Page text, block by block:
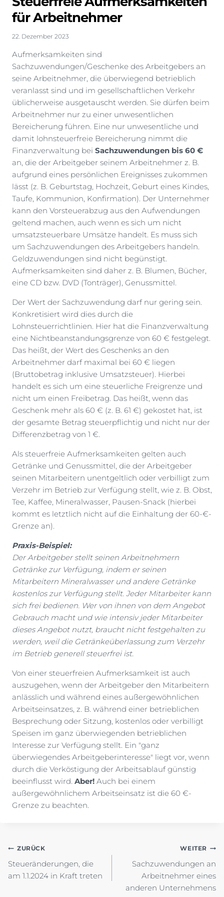
für Arbeitnehmer
22. Dezember 2023
Aufmerksamkeiten sind
Sachzuwendungen/Geschenke des Arbeitgebers an
seine Arbeitnehmer, die überwiegend betrieblich
veranlasst sind und im gesellschaftlichen Verkehr
üblicherweise ausgetauscht werden. Sie dürfen beim
Arbeitnehmer nur zu einer unwesentlichen
Bereicherung führen. Eine nur unwesentliche und
damit lohnsteuerfreie Bereicherung nimmt die
Finanzverwaltung bei Sachzuwendungen bis 60 €
an, die der Arbeitgeber seinem Arbeitnehmer z. B.
aufgrund eines persönlichen Ereignisses zukommen
lässt (z. B. Geburtstag, Hochzeit, Geburt eines Kindes,
Taufe, Kommunion, Konfirmation). Der Unternehmer
kann den Vorsteuerabzug aus den Aufwendungen
geltend machen, auch wenn es sich um nicht
umsatzsteuerbare Umsätze handelt. Es muss sich
um Sachzuwendungen des Arbeitgebers handeln.
Geldzuwendungen sind nicht begünstigt.
Aufmerksamkeiten sind daher z. B. Blumen, Bücher,
eine CD bzw. DVD (Tonträger), Genussmittel.
Der Wert der Sachzuwendung darf nur gering sein.
Konkretisiert wird dies durch die
Lohnsteuerrichtlinien. Hier hat die Finanzverwaltung
eine Nichtbeanstandungsgrenze von 60 € festgelegt.
Das heißt, der Wert des Geschenks an den
Arbeitnehmer darf maximal bei 60 € liegen
(Bruttobetrag inklusive Umsatzsteuer). Hierbei
handelt es sich um eine steuerliche Freigrenze und
nicht um einen Freibetrag. Das heißt, wenn das
Geschenk mehr als 60 € (z. B. 61 €) gekostet hat, ist
der gesamte Betrag steuerpflichtig und nicht nur der
Differenzbetrag von 1 €.
Als steuerfreie Aufmerksamkeiten gelten auch
Getränke und Genussmittel, die der Arbeitgeber
seinen Mitarbeitern unentgeltlich oder verbilligt zum
Verzehr im Betrieb zur Verfügung stellt, wie z. B. Obst,
Tee, Kaffee, Mineralwasser, Pausen-Snack (hierbei
kommt es letztlich nicht auf die Einhaltung der 60-€-
Grenze an).
Praxis-Beispiel:
Der Arbeitgeber stellt seinen Arbeitnehmern
Getränke zur Verfügung, indem er seinen
Mitarbeitern Mineralwasser und andere Getränke
kostenlos zur Verfügung stellt. Jeder Mitarbeiter kann
sich frei bedienen. Wer von ihnen von dem Angebot
Gebrauch macht und wie intensiv jeder Mitarbeiter
dieses Angebot nutzt, braucht nicht festgehalten zu
werden, weil die Getränkeüberlassung zum Verzehr
im Betrieb generell steuerfrei ist.
Von einer steuerfreien Aufmerksamkeit ist auch
auszugehen, wenn der Arbeitgeber den Mitarbeitern
anlässlich und während eines außergewöhnlichen
Arbeitseinsatzes, z. B. während einer betrieblichen
Besprechung oder Sitzung, kostenlos oder verbilligt
Speisen im ganz überwiegenden betrieblichen
Interesse zur Verfügung stellt. Ein "ganz
überwiegendes Arbeitgeberinteresse" liegt vor, wenn
durch die Verköstigung der Arbeitsablauf günstig
beeinflusst wird. Aber! Auch bei einem
außergewöhnlichem Arbeitseinsatz ist die 60 €-
Grenze zu beachten.
Beitragsnavigation
ZURÜCK
Steueränderungen, die
am 1.1.2024 in Kraft treten
WEITER
Sachzuwendungen an
Arbeitnehmer eines
anderen Unternehmens